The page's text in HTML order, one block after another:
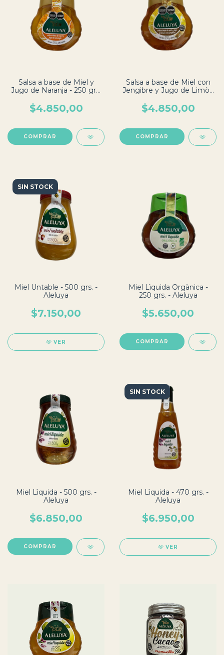
Salsa a base de Miel y
Jugo de Naranja - 250 grs.
$4.850,00
Salsa a base de Miel con
Jengibre y Jugo de Limòn
$4.850,00
SIN STOCK
Miel Untable - 500 grs. -
Aleluya
$7.150,00
VER
Miel Lìquida Orgànica -
250 grs. - Aleluya
$5.650,00
Miel Lìquida - 500 grs. -
Aleluya
$6.850,00
SIN STOCK
Miel Lìquida - 470 grs. -
Aleluya
$6.950,00
VER